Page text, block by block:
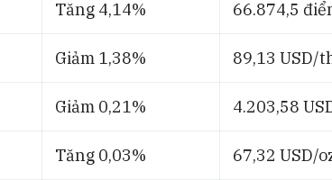
Tăng 4,14% 66.874,5
Giảm 1,38% 89,13 USD/
Giảm 0,21% 4.203,58
Tăng 0,03% 67,32 USD/